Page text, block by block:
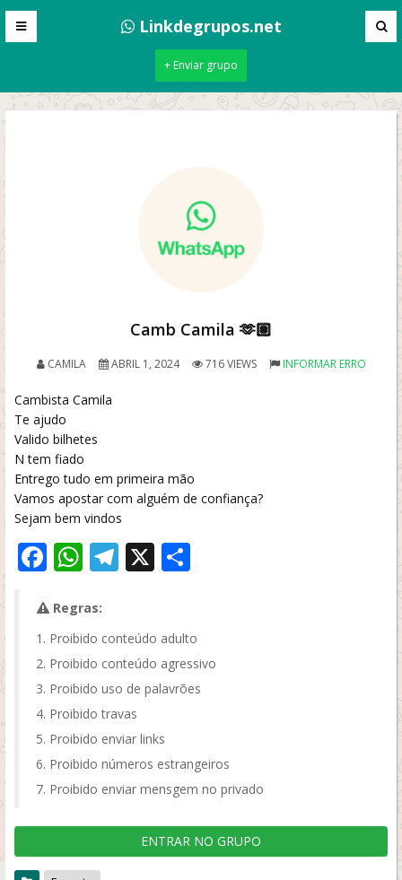
Linkdegrupos.net
+ Enviar grupo
Camb Camila 🫶🏽
CAMILA ABRIL 1, 2024 716 VIEWS INFORMAR ERRO
Cambista Camila
Te ajudo
Valido bilhetes
N tem fiado
Entrego tudo em primeira mão
Vamos apostar com alguém de confiança?
Sejam bem vindos
Facebook
WhatsApp
Telegram
X
Regras:
Proibido conteúdo adulto
Proibido conteúdo agressivo
Proibido uso de palavrões
Proibido travas
Proibido enviar links
Proibido números estrangeiros
Proibido enviar mensgem no privado
ENTRAR NO GRUPO